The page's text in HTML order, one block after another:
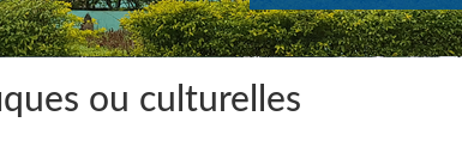
ou culturelles